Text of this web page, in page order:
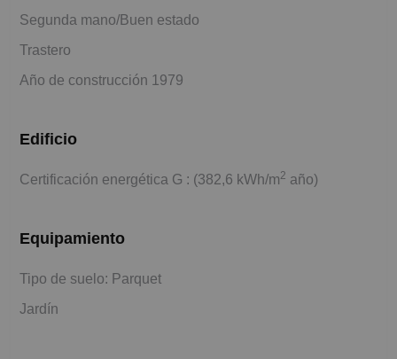
Segunda mano/Buen estado
Trastero
Año de construcción 1979
Edificio
Certificación energética G : (382,6 kWh/m2 año)
Equipamiento
Tipo de suelo: Parquet
Jardín